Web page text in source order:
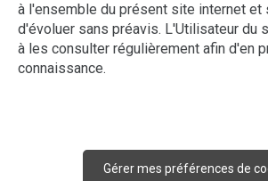
à l'ensemble du présent site internet
d'évoluer sans préavis. L'Utilisateur du
à les consulter régulièrement afin d'en
connaissance.
Gérer mes préférences de